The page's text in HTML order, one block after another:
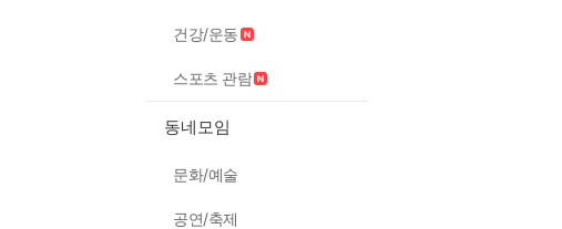
건강/운동
스포츠 관람
동네모임
문화/예술
공연/축제